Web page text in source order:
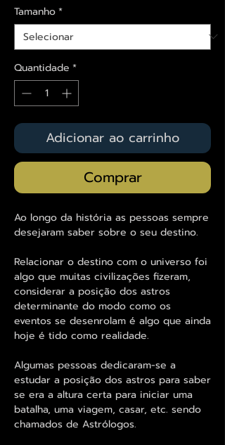
Tamanho*
Quantidade *
Adicionar ao carrinho
Comprar
Ao longo da história as pessoas sempre
desejaram saber sobre o seu destino.
Relacionar o destino com o universo foi
algo que muitas civilizações fizeram,
considerar a posição dos astros
determinante do modo como os
eventos se desenrolam é algo que ainda
hoje é tido como realidade.
Algumas pessoas dedicaram-se a
estudar a posição dos astros para saber
se era a altura certa para iniciar uma
batalha, uma viagem, casar, etc. sendo
chamados de Astrólogos.